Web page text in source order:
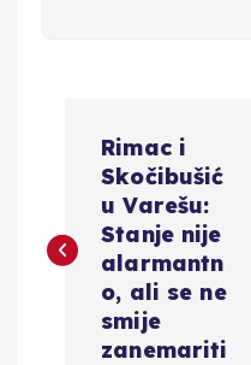
v
Rimac i
Skočibušić
u Varešu:
Stanje nije
alarmantn
o, ali se ne
smije
zanemariti